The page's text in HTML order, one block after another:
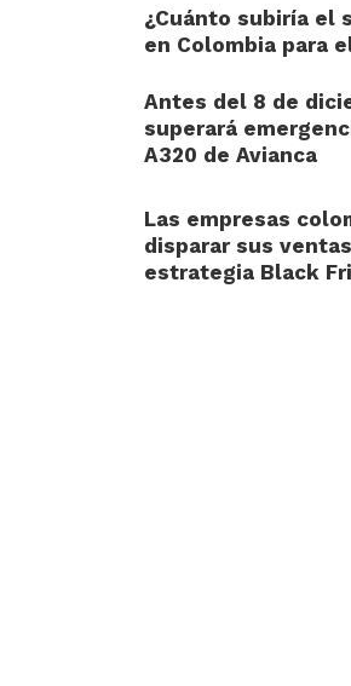
¿Cuánto subiría el
en Colombia para
Antes del 8 de
superará
A320 de Avianca
Las empresas
disparar sus
estrategia Black